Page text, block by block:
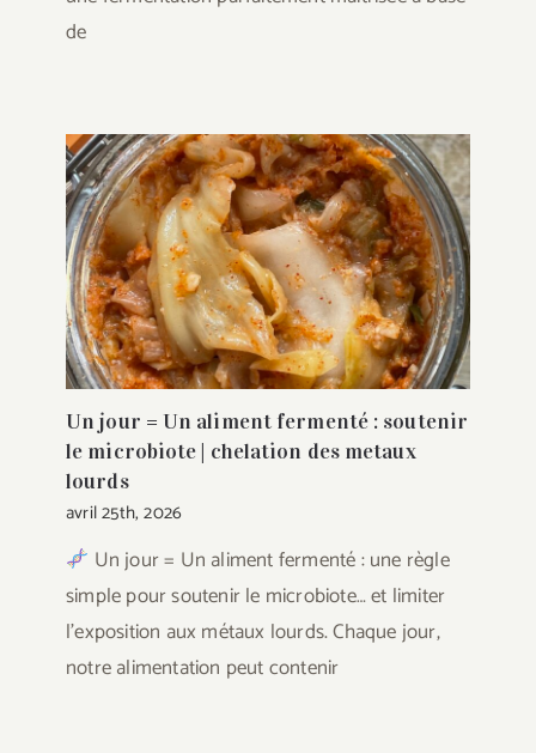
de
Un jour = Un aliment fermenté : soutenir
le microbiote | chelation des metaux
lourds
avril 25th, 2026
Un jour = Un aliment fermenté : une règle
simple pour soutenir le microbiote… et limiter
l’exposition aux métaux lourds. Chaque jour,
notre alimentation peut contenir